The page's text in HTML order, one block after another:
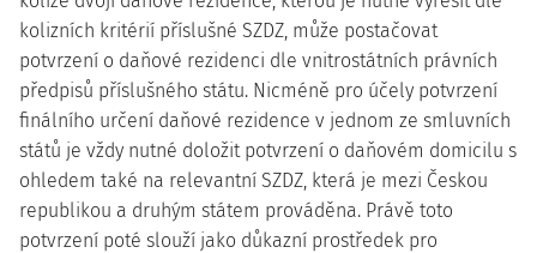
kolizních kritérií příslušné SZDZ, může postačovat
potvrzení o daňové rezidenci dle vnitrostátních právních
předpisů příslušného státu. Nicméně pro účely potvrzení
finálního určení daňové rezidence v jednom ze smluvních
států je vždy nutné doložit potvrzení o daňovém domicilu s
ohledem také na relevantní SZDZ, která je mezi Českou
republikou a druhým státem prováděna. Právě toto
potvrzení poté slouží jako důkazní prostředek pro